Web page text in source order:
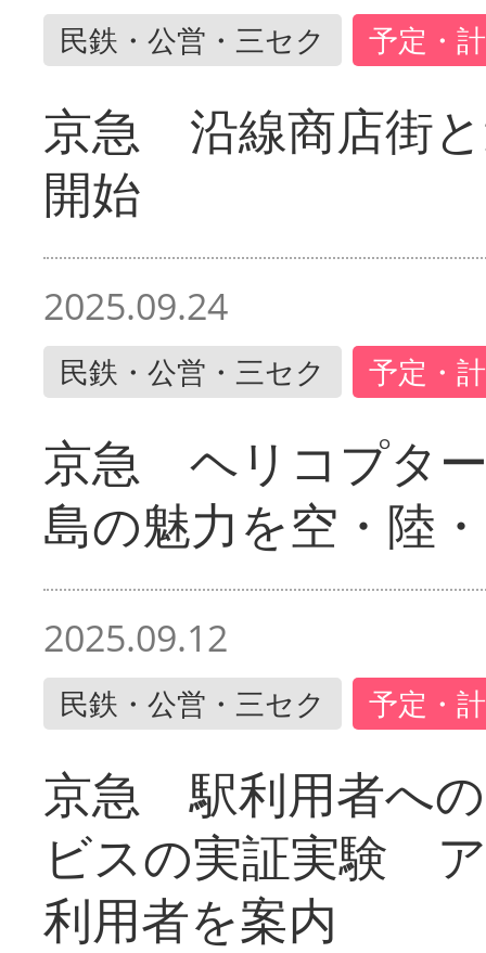
民鉄・公営・三セク 予定・
京急 沿線商店街
開始
2025.09.24
民鉄・公営・三セク 予定・
京急 ヘリコプタ
島の魅力を空・陸
2025.09.12
民鉄・公営・三セク 予定・
京急 駅利用者へ
ビスの実証実験
利用者を案内